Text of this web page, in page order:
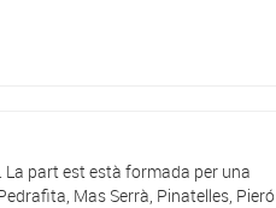
La part est està formada per una
Mas Serrà, Pinatelles, Pieró